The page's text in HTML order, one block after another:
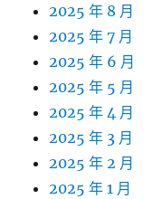
2025 年 8 月
2025 年 7 月
2025 年 6 月
2025 年 5 月
2025 年 4 月
2025 年 3 月
2025 年 2 月
2025 年 1 月